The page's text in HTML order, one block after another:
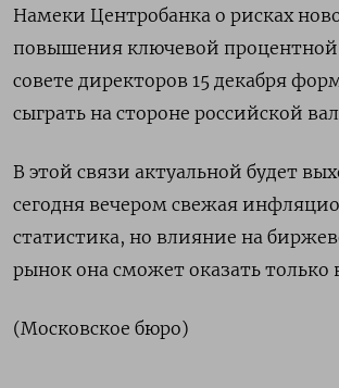
Намеки Центробанка о рисках
повышения ключевой процентной
совете директоров 15 декабря
сыграть на стороне российской
В этой связи актуальной будет
сегодня вечером свежая
статистика, но влияние на
рынок она сможет оказать только
(Московское бюро)